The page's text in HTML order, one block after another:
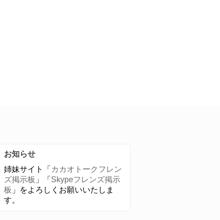
お知らせ
姉妹サイト「 カカオトークフレン
ズ掲示板 」「 Skypeフレンズ掲示
板 」をよろしくお願いいたしま
す。